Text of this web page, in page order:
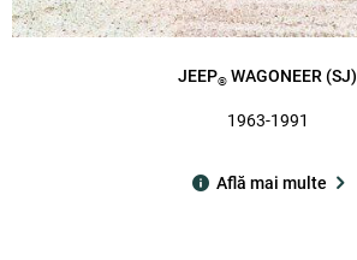
JEEP® WAGONEER (SJ)
1963-1991
Află mai multe